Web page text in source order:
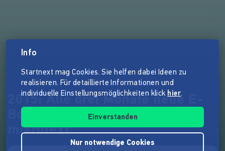
2015: Alle drei Monate neue E-
Books vom Digitalverlag
mikrotext
Info
Startnext mag Cookies. Sie helfen dabei Ideen zu
realisieren. Für detaillierte Informationen und
individuelle Einstellungsmöglichkeiten klick hier.
Einverstanden
Nur notwendige Cookies